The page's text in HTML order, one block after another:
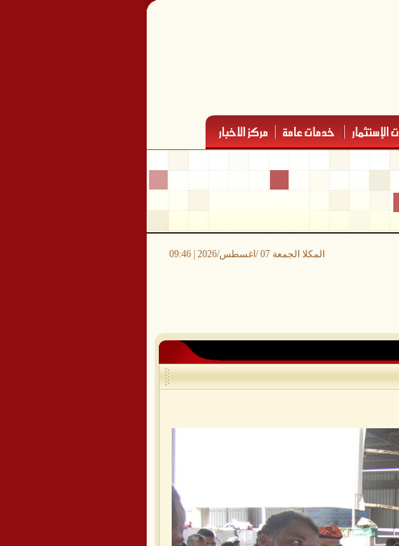
المكلا الجمعة 07 /اغسطس/2026 | 09:46